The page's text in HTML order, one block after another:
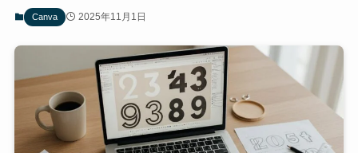
Canva 2025年11月1日